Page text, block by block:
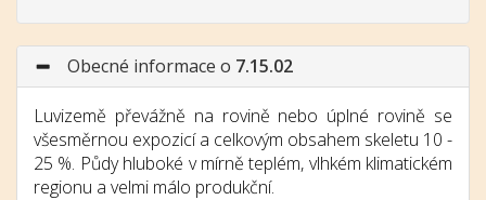
Obecné informace o 7.15.02
Luvizemě převážně na rovině nebo úplné rovině se
všesměrnou expozicí a celkovým obsahem skeletu 10 -
25 %. Půdy hluboké v mírně teplém, vlhkém klimatickém
regionu a velmi málo produkční.